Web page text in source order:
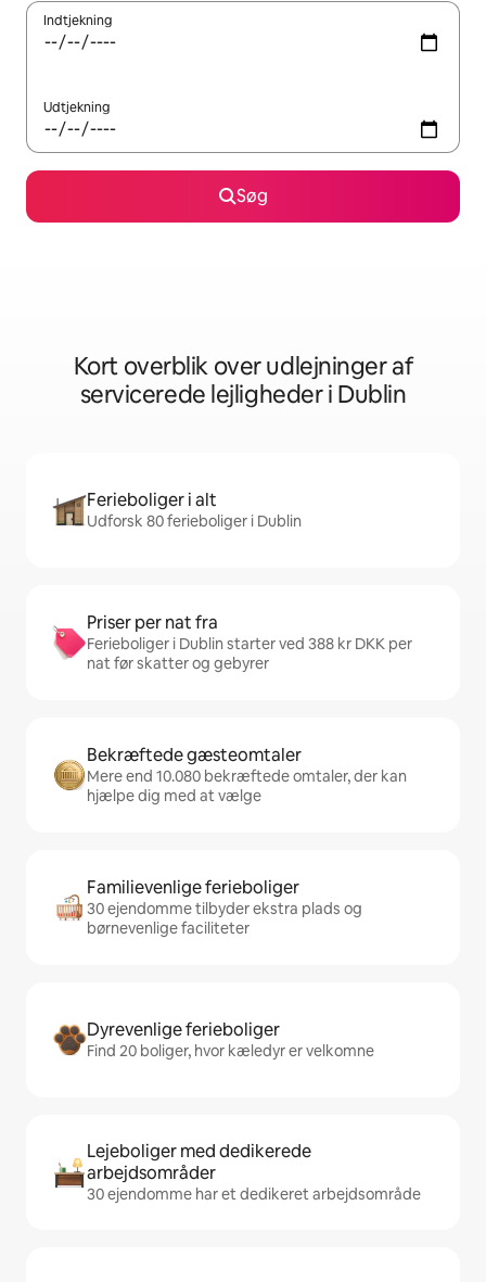
Indtjekning
Udtjekning
Søg
Kort overblik over udlejninger af
servicerede lejligheder i Dublin
Ferieboliger i alt
Udforsk 80 ferieboliger i Dublin
Priser per nat fra
Ferieboliger i Dublin starter ved 388 kr DKK per
nat før skatter og gebyrer
Bekræftede gæsteomtaler
Mere end 10.080 bekræftede omtaler, der kan
hjælpe dig med at vælge
Familievenlige ferieboliger
30 ejendomme tilbyder ekstra plads og
børnevenlige faciliteter
Dyrevenlige ferieboliger
Find 20 boliger, hvor kæledyr er velkomne
Lejeboliger med dedikerede
arbejdsområder
30 ejendomme har et dedikeret arbejdsområde